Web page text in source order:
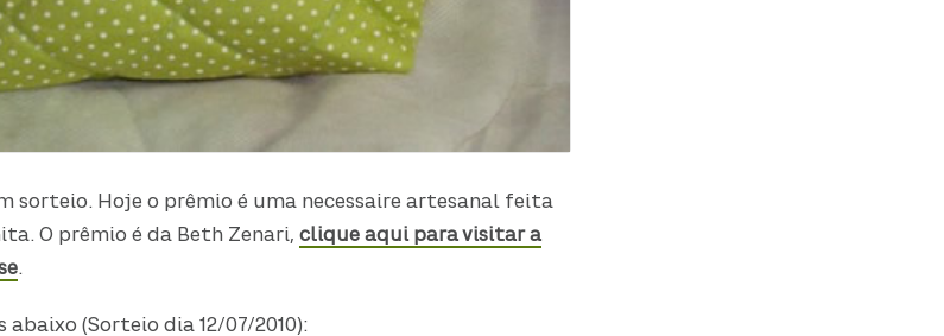
sorteio. Hoje o prêmio é uma necessaire artesanal feita
O prêmio é da Beth Zenari, clique aqui para visitar a
.
abaixo (Sorteio dia 12/07/2010):